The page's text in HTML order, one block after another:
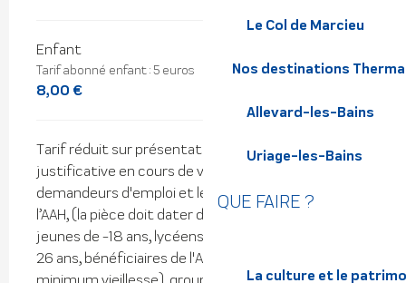
Le Col de Marcieu
Nos destinations
Allevard-les-Bains
Uriage-les-Bains
QUE FAIRE ?
La culture et le
Enfant
Tarif abonné enfant : 5 euros
8,00 €
Tarif réduit sur présentation d'une pièce
justificative en cours de validité : pour les
demandeurs d'emploi et les bénéficiaires du RSA, de
l’AAH, (la pièce doit dater de moins de 6 mois),
jeunes de -18 ans, lycéens, étudiants de moins de
26 ans, bénéficiaires de l'ASPA (anciennement